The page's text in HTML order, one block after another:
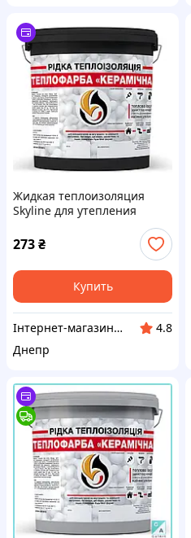
Жидкая теплоизоляция
Skyline для утепления
Теплокраска Черный 1 л
273₴
Купить
Інтернет-магазин "Winner"
4.8
Днепр